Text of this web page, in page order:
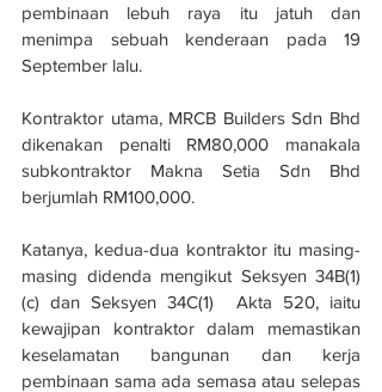
pembinaan lebuh raya itu jatuh dan
menimpa sebuah kenderaan pada 19
September lalu.
Kontraktor utama, MRCB Builders Sdn Bhd
dikenakan penalti RM80,000 manakala
subkontraktor Makna Setia Sdn Bhd
berjumlah RM100,000.
Katanya, kedua-dua kontraktor itu masing-
masing didenda mengikut Seksyen 34B(1)
(c) dan Seksyen 34C(1)  Akta 520, iaitu
kewajipan kontraktor dalam memastikan
keselamatan bangunan dan kerja
pembinaan sama ada semasa atau selepas